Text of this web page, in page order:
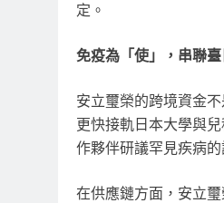
定。
免疫為「使」，串聯
安立璽榮的跨境資金
更快接軌日本大學與
作夥伴研議罕見疾病
在供應鏈方面，安立